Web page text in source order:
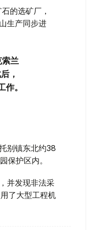
的选矿厂，
生产同步进
索兰
，
。
别镇东北约38
保护区内。
并发现非法采
了大型工程机